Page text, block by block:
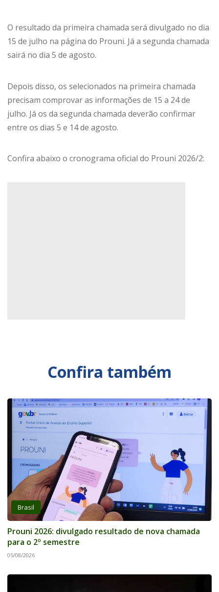
O resultado da primeira chamada será divulgado no dia
15 de julho na página do Prouni. Já a segunda chamada
sairá no dia 5 de agosto.
Depois disso, os selecionados na primeira chamada
precisam comprovar as informações de 15 a 24 de
julho. Já os da segunda chamada deverão confirmar
entre os dias 5 e 14 de agosto.
Confira abaixo o cronograma oficial do Prouni 2026/2:
Confira também
Brasil
Prouni 2026: divulgado resultado de nova chamada
para o 2º semestre
05/08/2026